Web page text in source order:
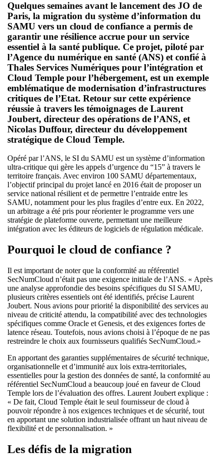
Quelques semaines avant le lancement des JO de
Paris, la migration du système d’information du
SAMU vers un cloud de confiance a permis de
garantir une résilience accrue pour un service
essentiel à la santé publique. Ce projet, piloté par
l’Agence du numérique en santé (ANS) et confié à
Thales Services Numériques pour l’intégration et
Cloud Temple pour l’hébergement, est un exemple
emblématique de modernisation d’infrastructures
critiques de l’Etat. Retour sur cette expérience
réussie à travers les témoignages de Laurent
Joubert, directeur des opérations de l’ANS, et
Nicolas Duffour, directeur du développement
stratégique de Cloud Temple.
Opéré par l’ANS, le SI du SAMU est un système d’information
ultra-critique qui gère les appels d’urgence du “15” à travers le
territoire français. Avec environ 100 SAMU départementaux,
l’objectif principal du projet lancé en 2016 était de proposer un
service national résilient et de permettre l’entraide entre les
SAMU, notamment pour les plus fragiles d’entre eux. En 2022,
un arbitrage a été pris pour réorienter le programme vers une
stratégie de plateforme ouverte, permettant une meilleure
intégration avec les éditeurs de logiciels de régulation médicale.
Pourquoi le cloud de confiance ?
Il est important de noter que la conformité au référentiel
SecNumCloud n’était pas une exigence initiale de l’ANS. « Après
une analyse approfondie des besoins spécifiques du SI SAMU,
plusieurs critères essentiels ont été identifiés, précise Laurent
Joubert. Nous avions pour priorité la disponibilité des services au
niveau de criticité attendu, la compatibilité avec des technologies
spécifiques comme Oracle et Genesis, et des exigences fortes de
latence réseau. Toutefois, nous avions choisi à l’époque de ne pas
restreindre le choix aux fournisseurs qualifiés SecNumCloud.»
En apportant des garanties supplémentaires de sécurité technique,
organisationnelle et d’immunité aux lois extra-territoriales,
essentielles pour la gestion des données de santé, la conformité au
référentiel SecNumCloud a beaucoup joué en faveur de Cloud
Temple lors de l’évaluation des offres. Laurent Joubert explique :
« De fait, Cloud Temple était le seul fournisseur de cloud à
pouvoir répondre à nos exigences techniques et de sécurité, tout
en apportant une solution industrialisée offrant un haut niveau de
flexibilité et de personnalisation. »
Les défis de la migration